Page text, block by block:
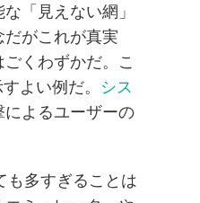
「見えない網」
がこれが真実
くわずかだ。こ
よい例だ。 シス
よるユーザーの
も多すぎることは